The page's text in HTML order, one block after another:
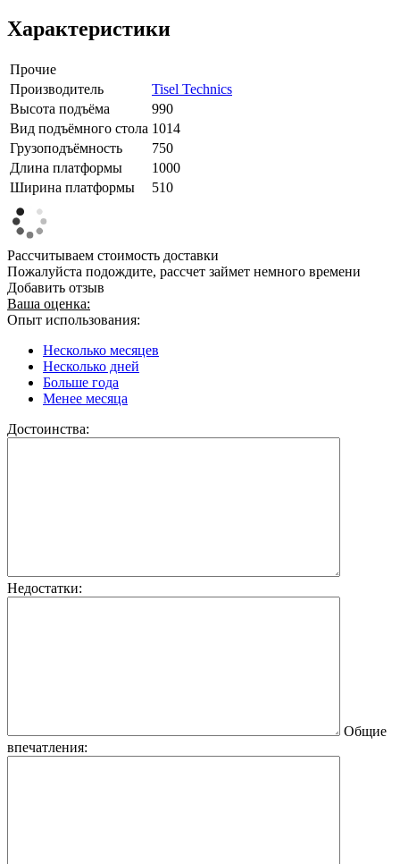
Характеристики
Прочие
Производитель
Tisel Technics
Высота подъёма
990
Вид подъёмного стола 1014
Грузоподъёмность
750
Длина платформы
1000
Ширина платформы
510
Рассчитываем стоимость доставки
Пожалуйста подождите, рассчет займет немного времени
Добавить отзыв
Ваша оценка:
Опыт использования:
Несколько месяцев
Несколько дней
Больше года
Менее месяца
Достоинства:
Недостатки:
Общие
впечатления: